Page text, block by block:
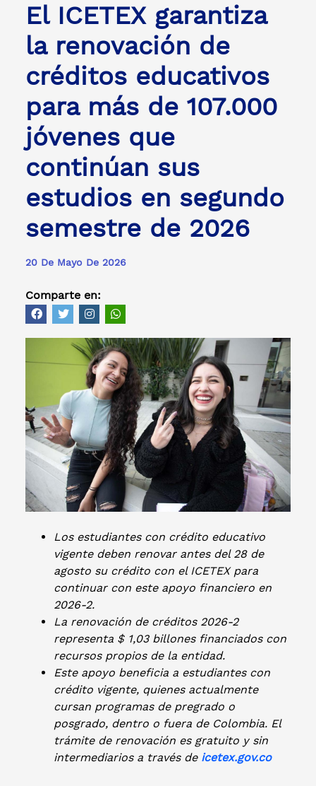
El ICETEX garantiza
la renovación de
créditos educativos
para más de 107.000
jóvenes que
continúan sus
estudios en segundo
semestre de 2026
20 De Mayo De 2026
Comparte en:
Los estudiantes con crédito educativo
vigente deben renovar antes del 28 de
agosto su crédito con el ICETEX para
continuar con este apoyo financiero en
2026-2.
La renovación de créditos 2026-2
representa $ 1,03 billones financiados con
recursos propios de la entidad.
Este apoyo beneficia a estudiantes con
crédito vigente, quienes actualmente
cursan programas de pregrado o
posgrado, dentro o fuera de Colombia. El
trámite de renovación es gratuito y sin
intermediarios a través de icetex.gov.co